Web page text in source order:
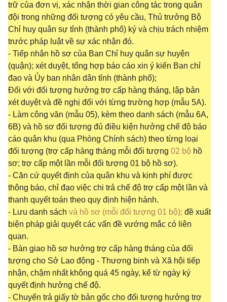
trữ của đơn vị, xác nhận thời gian công tác trong quân
đội trong những đối tượng có yêu cầu, Thủ trưởng Bộ
Chỉ huy quân sự tỉnh (thành phố) ký và chịu trách nhiệm
trước pháp luật về sự xác nhận đó.
- Tiếp nhận hồ sơ của Ban Chỉ huy quân sự huyện
(quận); xét duyệt, tổng hợp báo cáo xin ý kiến Ban chỉ
đạo và Ủy ban nhân dân tỉnh (thành phố);
Đối với đối tượng hưởng trợ cấp hàng tháng, lập bản
xét duyệt và đề nghị đối với từng trường hợp (mẫu 5A).
- Làm công văn (mẫu 05), kèm theo danh sách (mẫu 6A,
6B) và hồ sơ đối tượng đủ điều kiện hưởng chế độ báo
cáo quân khu (qua Phòng Chính sách) theo từng loại
đối tượng (trợ cấp hàng tháng mỗi đối tượng 02 bộ hồ
sơ; trợ cấp một lần mỗi đối tượng 01 bộ hồ sơ).
- Căn cứ quyết định của quân khu và kinh phí được
thông báo, chỉ đạo việc chi trả chế độ trợ cấp một lần và
thanh quyết toán theo quy định hiện hành.
- Lưu danh sách và hồ sơ (mỗi đối tượng 01 bộ); đề xuất
biện pháp giải quyết các vấn đề vướng mắc có liên
quan.
- Bàn giao hồ sơ hưởng trợ cấp hàng tháng của đối
tượng cho Sở Lao động - Thương binh và Xã hội tiếp
nhận, chậm nhất không quá 45 ngày, kể từ ngày ký
quyết định hưởng chế độ.
- Chuyển trả giấy tờ bản gốc cho đối tượng hưởng trợ